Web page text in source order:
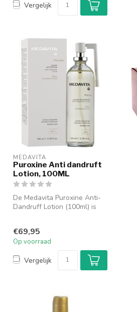
Vergelijk
MEDAVITA
Puroxine Anti dandruft
Lotion, 100ML
De Medavita Puroxine Anti-
Dandruff Lotion (100ml) is
€69,95
Op voorraad
Vergelijk